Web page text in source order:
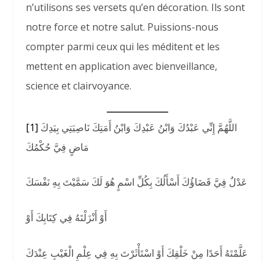
n’utilisons ses versets qu’en décoration. Ils sont
notre force et notre salut. Puissions-nous
compter parmi ceux qui les méditent et les
mettent en application avec bienveillance,
science et clairvoyance.
[1]
مَاضٍ فِيَّ حُكْمُكَ
عَدْلٌ فِيَّ قَضَاؤُكَ أَسْأَلُكَ بِكُلِّ اسْمٍ هُوَ لَكَ سَمَّيْتَ بِهِ نَفْسَكَ
أَوْ أَنْزَلْتَهُ فِي كِتَابِكَ أَوْ
عَلَّمْتَهُ أَحَدًا مِنْ خَلْقِكَ أَوْ اسْتَأْثَرْتَ بِهِ فِي عِلْمِ الْغَيْبِ عِنْدَكَ